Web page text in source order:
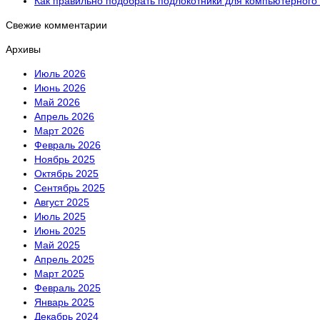
Свежие комментарии
Архивы
Июль 2026
Июнь 2026
Май 2026
Апрель 2026
Март 2026
Февраль 2026
Ноябрь 2025
Октябрь 2025
Сентябрь 2025
Август 2025
Июль 2025
Июнь 2025
Май 2025
Апрель 2025
Март 2025
Февраль 2025
Январь 2025
Декабрь 2024